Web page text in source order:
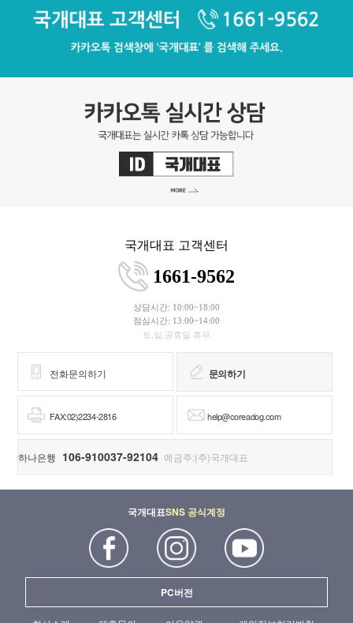
국개대표 고객센터
1661-9562
상담시간: 10:00~18:00
점심시간: 13:00~14:00
토,일,공휴일 휴무
전화문의하기 문의하기
FAX:02)2234-2816 help@coreadog.com
하나은행 106-910037-92104 예금주:(주)국개대표
국개대표SNS 공식계정
PC버전